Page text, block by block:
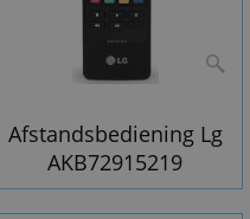
Afstandsbediening Lg
AKB72915219